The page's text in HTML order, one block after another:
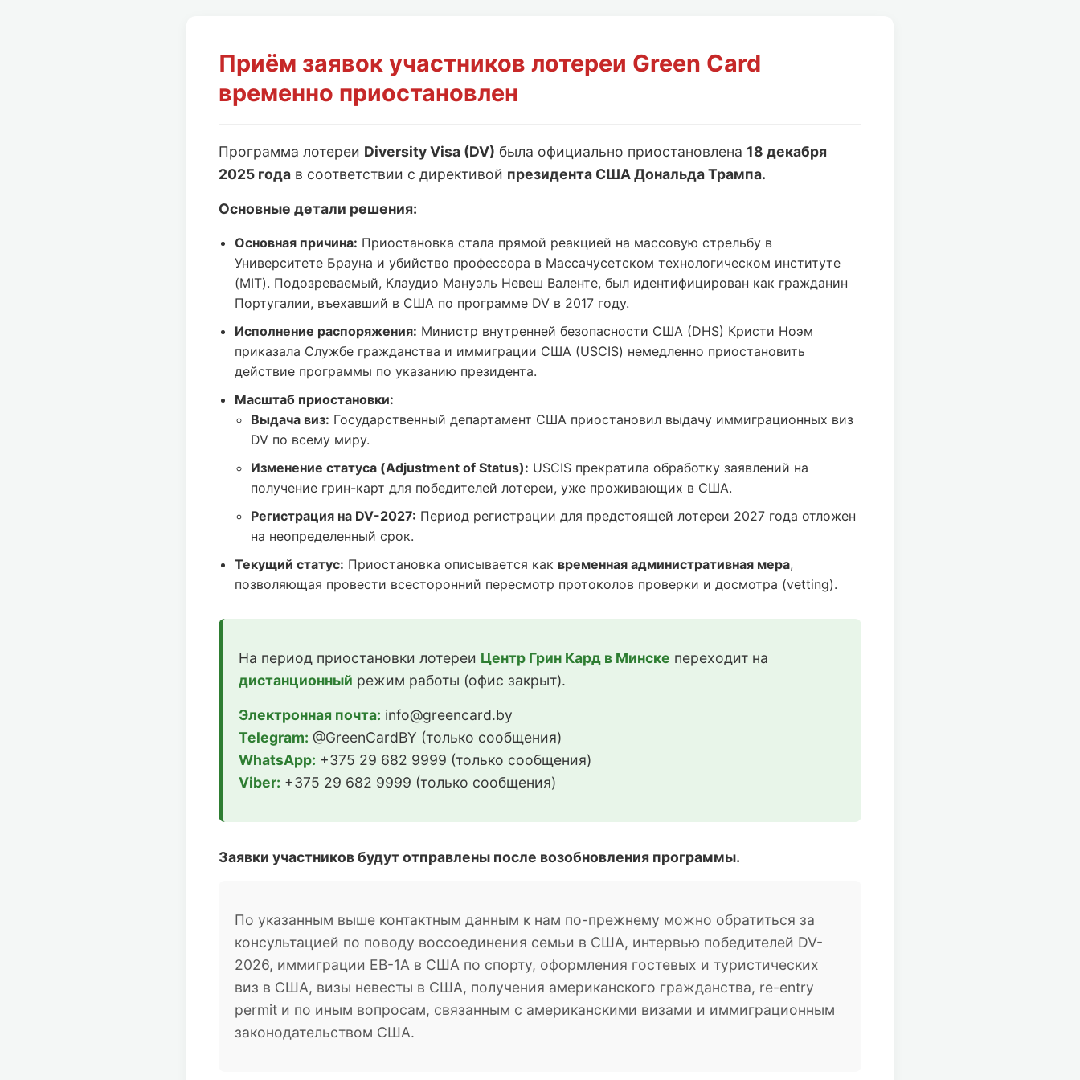
Приём заявок участников лотереи Green Card
временно приостановлен
Программа лотереи Diversity Visa (DV) была официально приостановлена 18 декабря
2025 года в соответствии с директивой президента США Дональда Трампа.
Основные детали решения:
Основная причина: Приостановка стала прямой реакцией на массовую стрельбу в
Университете Брауна и убийство профессора в Массачусетском технологическом институте
(MIT). Подозреваемый, Клаудио Мануэль Невеш Валенте, был идентифицирован как гражданин
Португалии, въехавший в США по программе DV в 2017 году.
Исполнение распоряжения: Министр внутренней безопасности США (DHS) Кристи Ноэм
приказала Службе гражданства и иммиграции США (USCIS) немедленно приостановить
действие программы по указанию президента.
Масштаб приостановки:
Выдача виз: Государственный департамент США приостановил выдачу иммиграционных виз
DV по всему миру.
Изменение статуса (Adjustment of Status): USCIS прекратила обработку заявлений на
получение грин-карт для победителей лотереи, уже проживающих в США.
Регистрация на DV-2027: Период регистрации для предстоящей лотереи 2027 года отложен
на неопределенный срок.
Текущий статус: Приостановка описывается как временная административная мера,
позволяющая провести всесторонний пересмотр протоколов проверки и досмотра (vetting).
На период приостановки лотереи Центр Грин Кард в Минске переходит на
дистанционный режим работы (офис закрыт).
Электронная почта: info@greencard.by
Telegram: @GreenCardBY (только сообщения)
WhatsApp: +375 29 682 9999 (только сообщения)
Viber: +375 29 682 9999 (только сообщения)
Заявки участников будут отправлены после возобновления программы.
По указанным выше контактным данным к нам по-прежнему можно обратиться за
консультацией по поводу воссоединения семьи в США, интервью победителей DV-
2026, иммиграции EB-1A в США по спорту, оформления гостевых и туристических
виз в США, визы невесты в США, получения американского гражданства, re-entry
permit и по иным вопросам, связанным с американскими визами и иммиграционным
законодательством США.